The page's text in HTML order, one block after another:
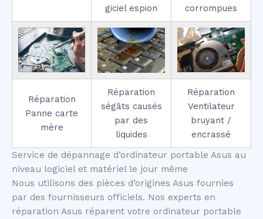
giciel espion
corrompues
Réparation
Panne carte
mère
Réparation
ségâts causés
par des
liquides
Réparation
Ventilateur
bruyant /
encrassé
Service de dépannage d’ordinateur portable Asus au
niveau logiciel et matériel le jour même
Nous utilisons des pièces d’origines Asus fournies
par des fournisseurs officiels. Nos experts en
réparation Asus réparent votre ordinateur portable